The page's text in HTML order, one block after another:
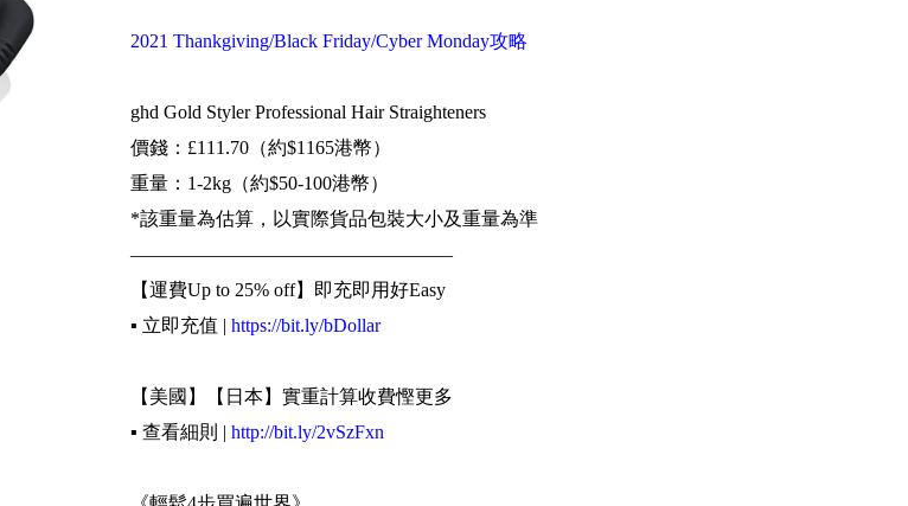
2021 Thankgiving/Black Friday/Cyber Monday攻略
ghd Gold Styler Professional Hair Straighteners
價錢：£111.70（約$1165港幣）
重量：1-2kg（約$50-100港幣）
*該重量為估算，以實際貨品包裝大小及重量為準
—————————————————
【運費Up to 25% off】即充即用好Easy
▪️ 立即充值 | https://bit.ly/bDollar
【美國】【日本】實重計算收費慳更多
▪️ 查看細則 | http://bit.ly/2vSzFxn